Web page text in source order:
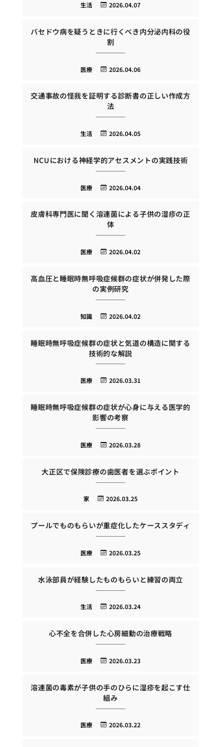
2026.04.07
生活
バセドウ病を疑うときに行くべき内分泌内科の役
割
2026.04.06
医療
交通事故の怪我を証明する診断書の正しい作成方
法
2026.04.05
生活
NCUにおける神経学的アセスメントの実践技術
2026.04.04
医療
皮膚科専門医に聞く溶連菌による子供の湿疹の正
体
2026.04.02
医療
高血圧と睡眠時無呼吸症候群の症状が併発した際
の実例研究
2026.04.02
知識
睡眠時無呼吸症候群の症状と気道の構造に関する
技術的な解説
2026.03.31
医療
睡眠時無呼吸症候群の症状が心身に与える医学的
影響の考察
2026.03.28
医療
大正区で保険診療の歯医者を選ぶポイント
2026.03.25
家
プールでものもらいが重症化したケーススタディ
2026.03.25
医療
水泳部員が経験したものもらいと練習の両立
2026.03.24
生活
心不全を合併した心房細動の治療戦略
2026.03.23
医療
溶連菌の毒素が子供の手のひらに湿疹を起こす仕
組み
2026.03.22
医療